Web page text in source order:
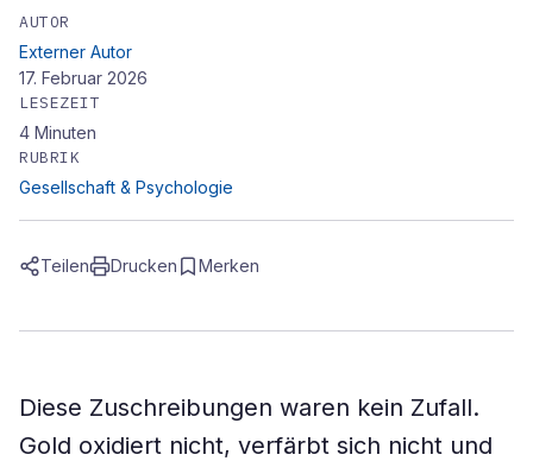
AUTOR
Externer Autor
17. Februar 2026
LESEZEIT
4 Minuten
RUBRIK
Gesellschaft & Psychologie
Teilen Drucken Merken
Diese Zuschreibungen waren kein Zufall.
Gold oxidiert nicht, verfärbt sich nicht und